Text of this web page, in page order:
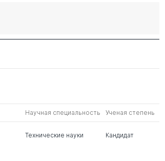
Научная специальность Ученая степень
Технические науки Кандидат